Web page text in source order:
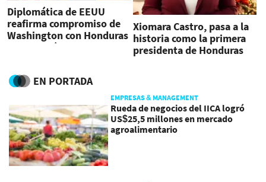
Diplomática de EEUU
reafirma compromiso de
Washington con Honduras
tras reunión con Asfura
Xiomara Castro, pasa a la
historia como la primera
presidenta de Honduras
EN PORTADA
EMPRESAS & MANAGEMENT
Rueda de negocios del IICA logró
US$25,5 millones en mercado
agroalimentario